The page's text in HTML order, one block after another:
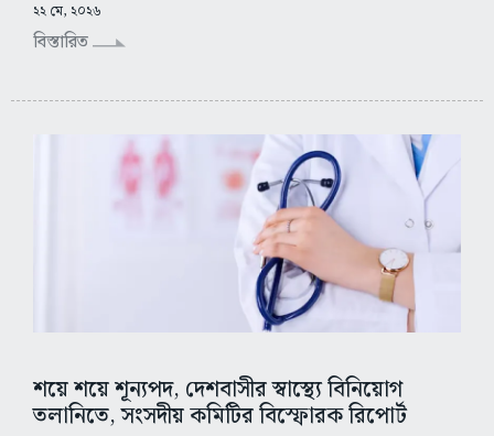
২২ মে, ২০২৬
বিস্তারিত
শয়ে শয়ে শূন্যপদ, দেশবাসীর স্বাস্থ্যে বিনিয়োগ
তলানিতে, সংসদীয় কমিটির বিস্ফোরক রিপোর্ট